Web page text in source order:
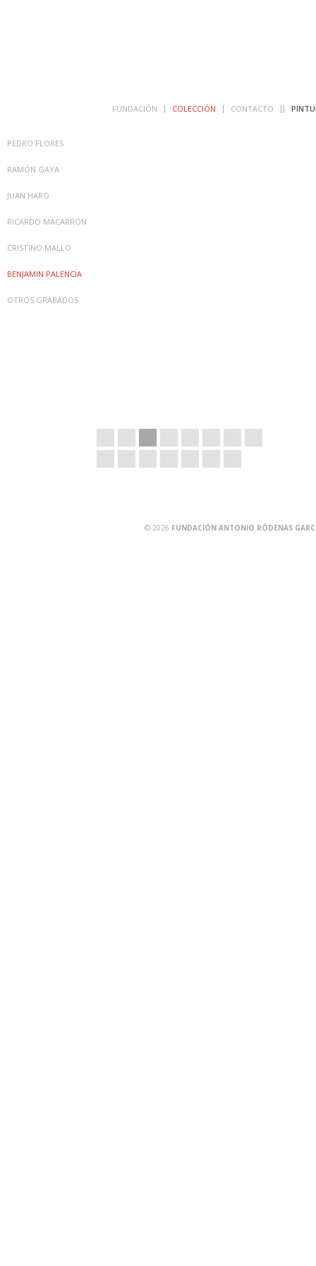
FUNDACIÓN COLECCIÓN CONTACTO
PEDRO FLORES
RAMÓN GAYA
JUAN HARO
RICARDO MACARRÓN
CRISTINO MALLO
BENJAMIN PALENCIA
OTROS GRABADOS
© 2026 FUNDACIÓN ANTONIO RÓDENAS